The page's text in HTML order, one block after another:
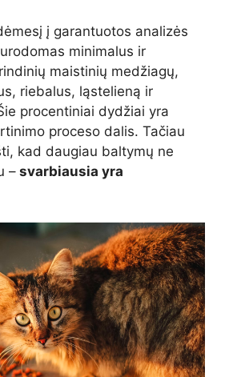
į garantuotos analizės
minimalus ir
maistinių medžiagų,
riebalus, ląstelieną ir
procentiniai dydžiai yra
proceso dalis. Tačiau
kad daugiau baltymų ne
– svarbiausia yra